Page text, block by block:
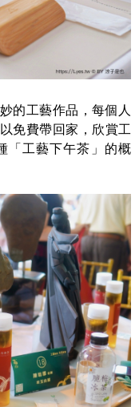
的工藝作品，每個人
免費帶回家，欣賞工
「工藝下午茶」的概